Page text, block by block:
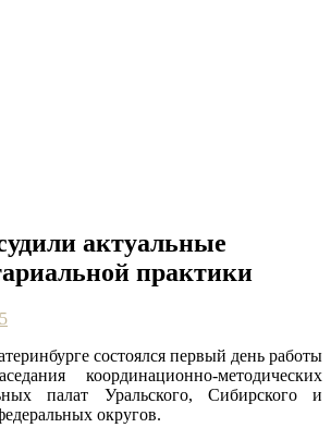
актуальные
практики
состоялся первый день работы
координационно-методических
палат Уральского, Сибирского и
округов.